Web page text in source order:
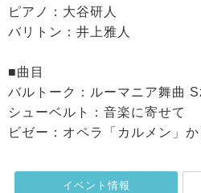
ピアノ：大谷研人
バリトン：井上雅人
■曲目
バルトーク：ルーマニア舞曲
シューベルト：音楽に寄せて
ビゼー：オペラ「カルメン」
イベント情報